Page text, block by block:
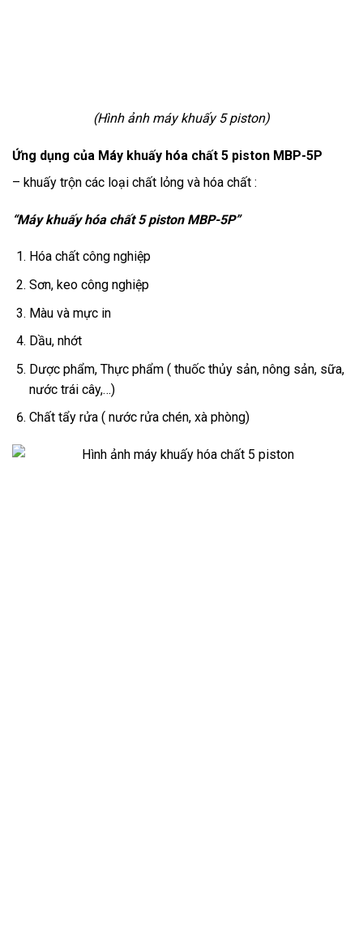
(Hình ảnh máy khuấy 5 piston)
Ứng dụng của Máy khuấy hóa chất 5 piston MBP-5P
– khuấy trộn các loại chất lỏng và hóa chất :
“Máy khuấy hóa chất 5 piston MBP-5P”
Hóa chất công nghiệp
Sơn, keo công nghiệp
Màu và mực in
Dầu, nhớt
Dược phẩm, Thực phẩm ( thuốc thủy sản, nông sản, sữa,
nước trái cây,…)
Chất tẩy rửa ( nước rửa chén, xà phòng)